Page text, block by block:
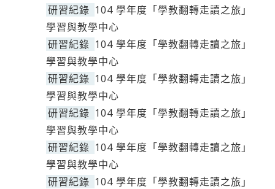
研習紀錄 104 學年度「學教翻轉走讀之旅」
學習與教學中心
研習紀錄 104 學年度「學教翻轉走讀之旅」
學習與教學中心
研習紀錄 104 學年度「學教翻轉走讀之旅」
學習與教學中心
研習紀錄 104 學年度「學教翻轉走讀之旅」
學習與教學中心
研習紀錄 104 學年度「學教翻轉走讀之旅」
學習與教學中心
研習紀錄 104 學年度「學教翻轉走讀之旅」